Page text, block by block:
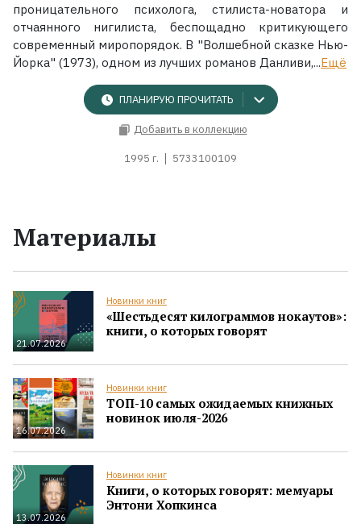
проницательного психолога, стилиста-новатора и
отчаянного нигилиста, беспощадно критикующего
современный миропорядок. В "Волшебной сказке Нью-
Йорка" (1973), одном из лучших романов Данливи,...Ещё
ПЛАНИРУЮ ПРОЧИТАТЬ
Добавить в коллекцию
1995 г. 5733100109
Материалы
21.07.2026
Новинки книг
«Шестьдесят килограммов нокаутов»:
книги, о которых говорят
16.07.2026
Новинки книг
ТОП-10 самых ожидаемых книжных
новинок июля-2026
13.07.2026
Новинки книг
Книги, о которых говорят: мемуары
Энтони Хопкинса